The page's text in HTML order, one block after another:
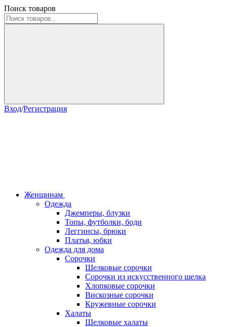
Поиск товаров
Вход/Регистрация
Женщинам
Одежда
Джемперы, блузки
Топы, футболки, боди
Леггинсы, брюки
Платья, юбки
Одежда для дома
Сорочки
Шелковые сорочки
Сорочки из искусственного шелка
Хлопковые сорочки
Вискозные сорочки
Кружевные сорочки
Халаты
Шелковые халаты